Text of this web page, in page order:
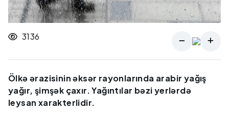
3136
Ölkə ərazisinin əksər rayonlarında arabir yağış
yağır, şimşək çaxır. Yağıntılar bəzi yerlərdə
leysan xarakterlidir.